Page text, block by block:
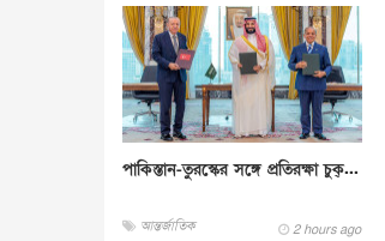
পাকিস্তান-তুরস্কের সঙ্গে প্রতিরক্ষা চুক্...
আন্তর্জাতিক 2 hours ago